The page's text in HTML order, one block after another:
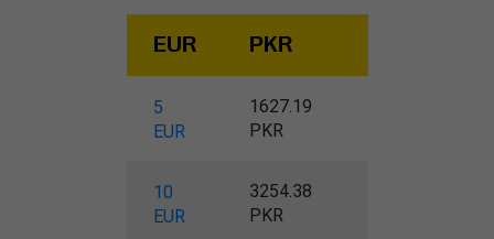
EUR PKR
5
EUR
1627.19
PKR
10
EUR
3254.38
PKR